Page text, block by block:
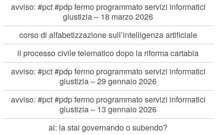
avviso: #pct #pdp fermo programmato servizi informatici
giustizia – 18 marzo 2026
corso di alfabetizzazione sull’intelligenza artificiale
il processo civile telematico dopo la riforma cartabia
avviso: #pct #pdp fermo programmato servizi informatici
giustizia – 29 gennaio 2026
avviso: #pct #pdp fermo programmato servizi informatici
giustizia – 13 gennaio 2026
ai: la stai governando o subendo?